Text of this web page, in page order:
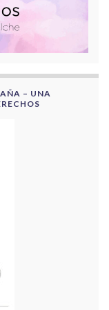
– UNA